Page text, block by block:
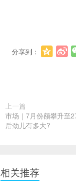
分享到：
上一篇
市场｜7月份额攀升至
后劲儿有多大?
相关推荐